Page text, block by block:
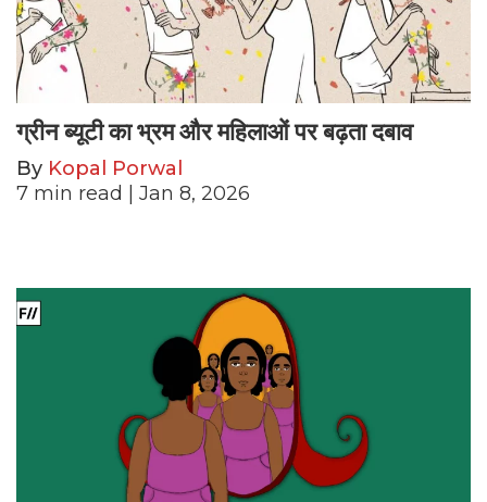
ग्रीन ब्यूटी का भ्रम और महिलाओं पर बढ़ता दबाव
By Kopal Porwal
7 min read | Jan 8, 2026